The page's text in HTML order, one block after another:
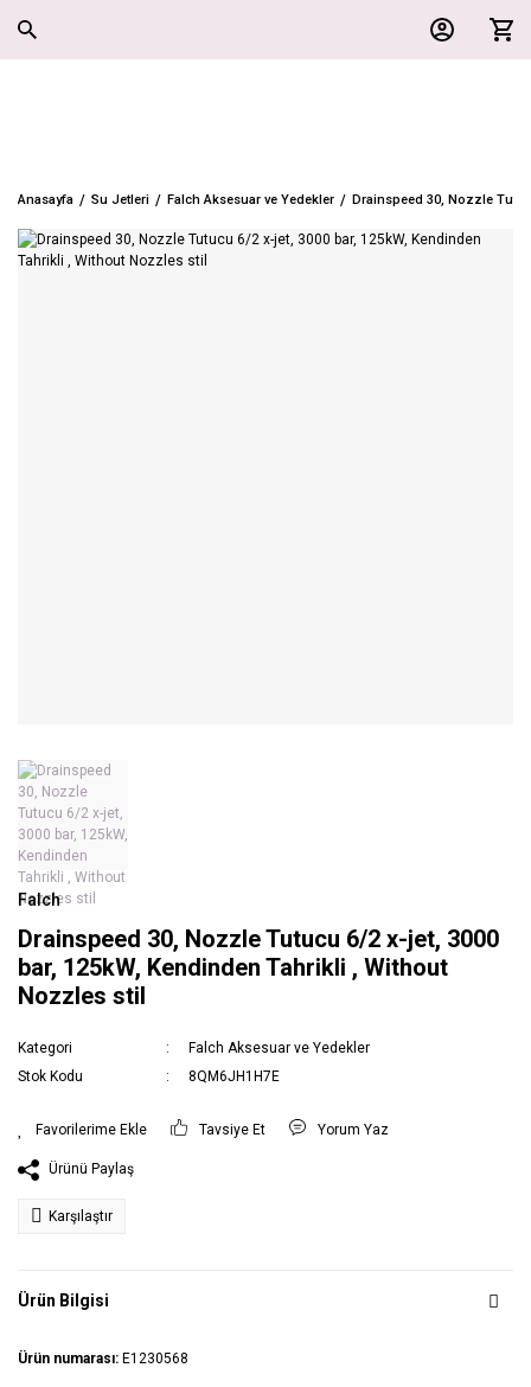
Anasayfa Su Jetleri Falch Aksesuar ve Yedekler Drainspeed 30, Nozzle
Falch
Drainspeed 30, Nozzle Tutucu 6/2 x-jet, 3000
bar, 125kW, Kendinden Tahrikli , Without
Nozzles stil
Kategori
Falch Aksesuar ve Yedekler
Stok Kodu
8QM6JH1H7E
Tavsiye Et Yorum Yaz
Ürünü Paylaş
Karşılaştır
Ürün Bilgisi
Ürün numarası: E1230568